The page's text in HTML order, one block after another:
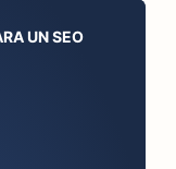
UN SEO